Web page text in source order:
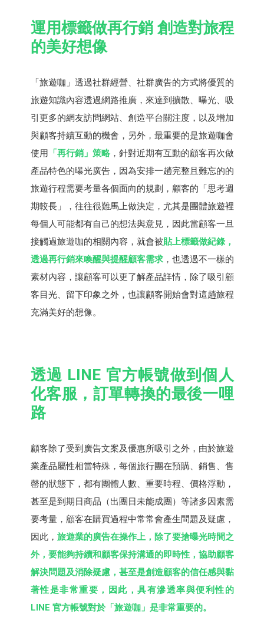
運用標籤做再行銷 創造對旅程
的美好想像
「旅遊咖」透過社群經營、社群廣告的方式將優質的
旅遊知識內容透過網路推廣，來達到擴散、曝光、吸
引更多的網友訪問網站、創造平台關注度，以及增加
與顧客持續互動的機會，另外，最重要的是旅遊咖會
使用 「再行銷」策略，針對近期有互動的顧客再次做
產品特色的曝光廣告，因為安排一趟完整且難忘的的
旅遊行程需要考量各個面向的規劃，顧客的「思考週
期較長」，往往很難馬上做決定，尤其是團體旅遊裡
每個人可能都有自己的想法與意見，因此當顧客一旦
接觸過旅遊咖的相關內容，就會被貼上標籤做紀錄，
透過再行銷來喚醒與提醒顧客需求，也透過不一樣的
素材內容，讓顧客可以更了解產品詳情，除了吸引顧
客目光、留下印象之外，也讓顧客開始會對這趟旅程
充滿美好的想像。
透過 LINE 官方帳號做到個人
化客服，訂單轉換的最後一哩
路
顧客除了受到廣告文案及優惠所吸引之外，由於旅遊
業產品屬性相當特殊，每個旅行團在預購、銷售、售
罄的狀態下，都有團體人數、重要時程、價格浮動，
甚至是到期日商品（出團日未能成團）等諸多因素需
要考量，顧客在購買過程中常常會產生問題及疑慮，
因此， 旅遊業的廣告在操作上，除了要搶曝光時間之
外，要能夠持續和顧客保持溝通的即時性，協助顧客
解決問題及消除疑慮，甚至是創造顧客的信任感與黏
著性是非常重要，因此，具有滲透率與便利性的
LINE 官方帳號對於「旅遊咖」是非常重要的。